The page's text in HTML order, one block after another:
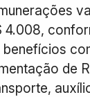
4.008,
benefícios
de